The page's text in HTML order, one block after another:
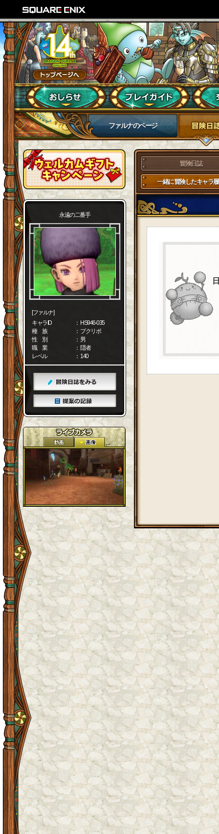
ファルナのページ
永遠の二番手
[ファルナ]
キャラID
： HS946-035
種 族
： プクリポ
性 別
： 男
職 業
： 隠者
レベル
： 140
冒険日誌
一緒に冒険したキャラ